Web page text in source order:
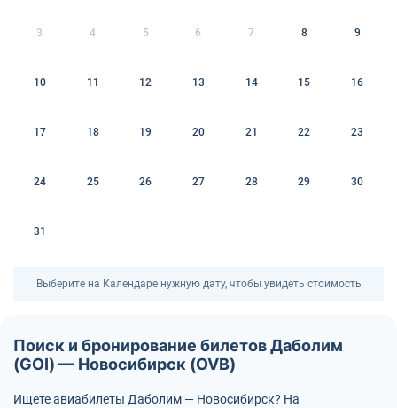
3 4 5 6 7 8 9
10 11 12 13 14 15 16
17 18 19 20 21 22 23
24 25 26 27 28 29 30
31
Выберите на Календаре нужную дату, чтобы увидеть стоимость
Поиск и бронирование билетов Даболим
(GOI) — Новосибирск (OVB)
Ищете авиабилеты Даболим — Новосибирск? На